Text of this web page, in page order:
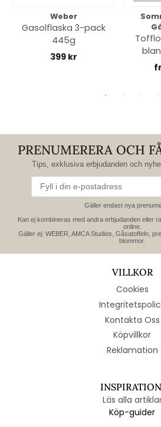
Weber
Gasolflaska 3-pack
445g
399 kr
PRENUMERERA OCH
Tips, exklusiva erbjudanden och
Gäller endast nya
Kan ej kombineras med andra erbjudanden eller
online.
Gäller ej: WEBER, AMCA Studios, Gåsatoffeln,
blommor.
VILLKOR
Cookies
Kontakta Oss
Köpvillkor
Reklamation
Läs alla
Köp-guider